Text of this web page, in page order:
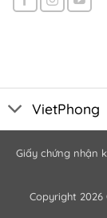
VietPhong
Giấy chứng nhận
Copyright 2026